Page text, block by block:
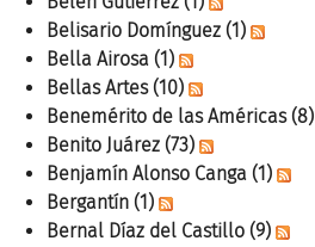
Belisario Domínguez (1)
Bella Airosa (1)
Bellas Artes (10)
Benemérito de las Américas (8)
Benito Juárez (73)
Benjamín Alonso Canga (1)
Bergantín (1)
Bernal Díaz del Castillo (9)